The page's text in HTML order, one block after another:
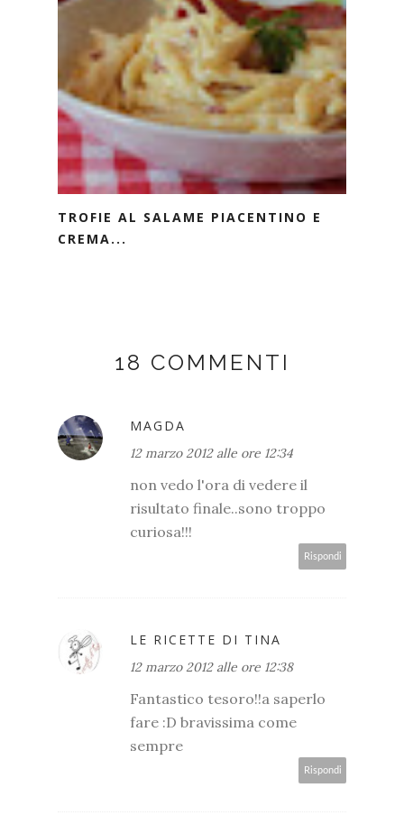
TROFIE AL SALAME PIACENTINO E
CREMA...
18 COMMENTI
MAGDA
12 marzo 2012 alle ore 12:34
non vedo l'ora di vedere il
risultato finale..sono troppo
curiosa!!!
Rispondi
LE RICETTE DI TINA
12 marzo 2012 alle ore 12:38
Fantastico tesoro!!a saperlo
fare :D bravissima come
sempre
Rispondi